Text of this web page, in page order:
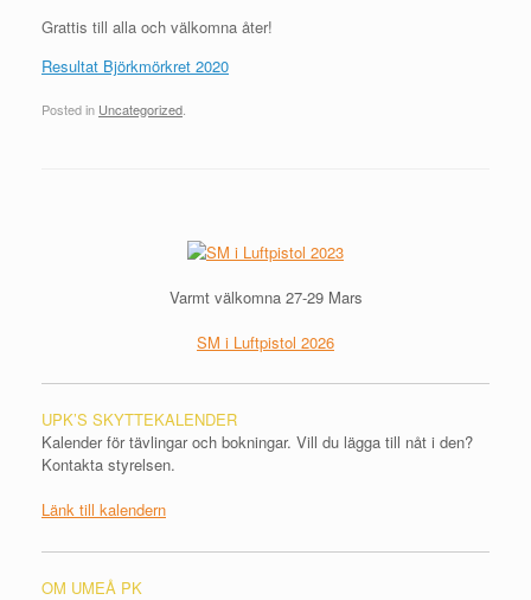
Grattis till alla och välkomna åter!
Resultat Björkmörkret 2020
Posted in Uncategorized
Varmt välkomna 27-29 Mars
SM i Luftpistol 2026
UPK’S SKYTTEKALENDER
Kalender för tävlingar och bokningar. Vill du lägga till nåt i den?
Kontakta styrelsen.
Länk till kalendern
OM UMEÅ PK